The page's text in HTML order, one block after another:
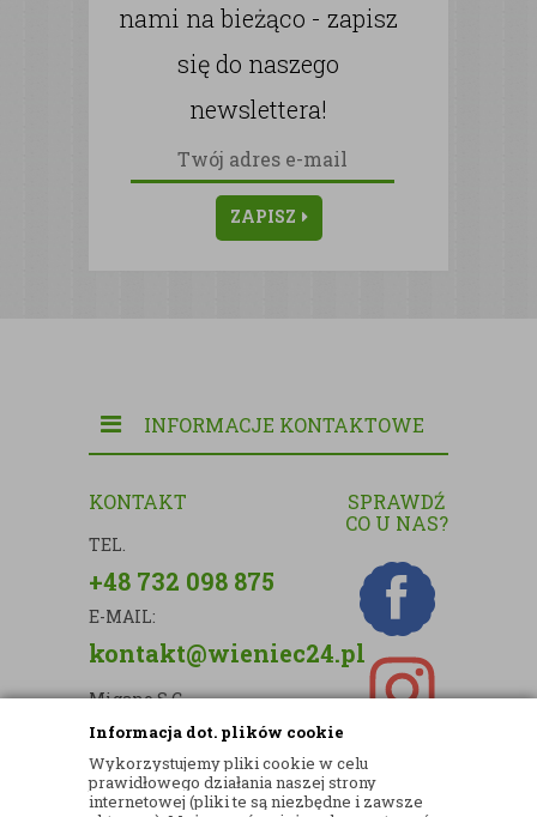
Informacja dot. plików cookie
Wykorzystujemy pliki cookie w celu
prawidłowego działania naszej strony
internetowej (pliki te są niezbędne i zawsze
nami na bieżąco - zapisz
się do naszego
newslettera!
ZAPISZ
INFORMACJE KONTAKTOWE
KONTAKT
TEL.
+48 732 098 875
E-MAIL:
kontakt@wieniec24.pl
Migano S.C.
ul. Kartograficzna 88c/m33
03-290 Warszawa
NIP: 5242813637
SPRAWDŹ
CO U NAS?